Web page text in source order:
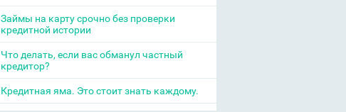
Займы на карту срочно без проверки
кредитной истории
Что делать, если вас обманул частный
кредитор?
Кредитная яма. Это стоит знать каждому.